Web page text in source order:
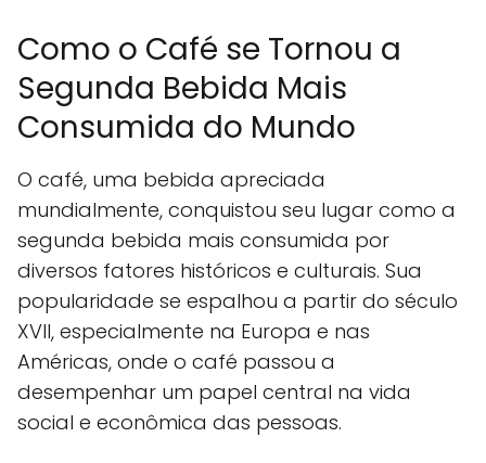
Como o Café se Tornou a
Segunda Bebida Mais
Consumida do Mundo
O café, uma bebida apreciada
mundialmente, conquistou seu lugar como a
segunda bebida mais consumida por
diversos fatores históricos e culturais. Sua
popularidade se espalhou a partir do século
XVII, especialmente na Europa e nas
Américas, onde o café passou a
desempenhar um papel central na vida
social e econômica das pessoas.